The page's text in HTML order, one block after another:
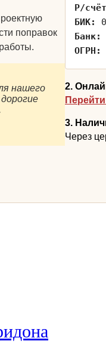
поправок
нашего
Р/
БИК:
Банк:
ОГРН:
2.
3.
Через